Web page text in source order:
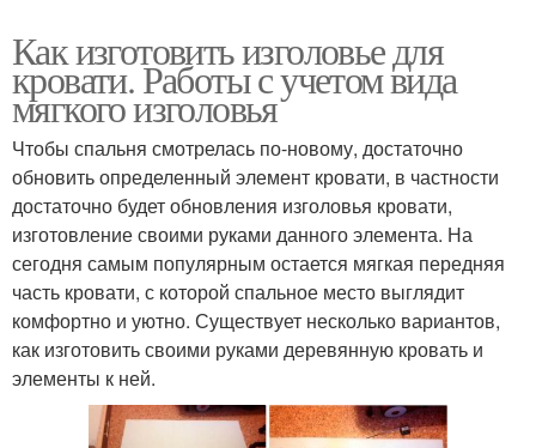
Как изготовить изголовье для
кровати. Работы с учетом вида
мягкого изголовья
Чтобы спальня смотрелась по-новому, достаточно
обновить определенный элемент кровати, в частности
достаточно будет обновления изголовья кровати,
изготовление своими руками данного элемента. На
сегодня самым популярным остается мягкая передняя
часть кровати, с которой спальное место выглядит
комфортно и уютно. Существует несколько вариантов,
как изготовить своими руками деревянную кровать и
элементы к ней.